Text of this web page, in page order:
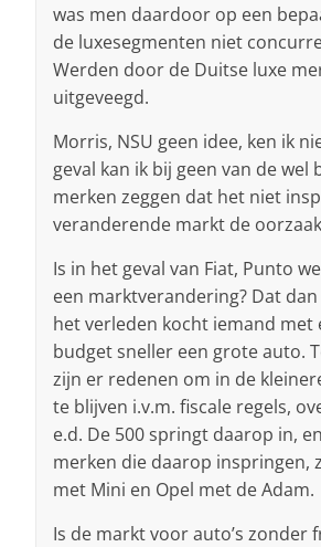
was men daardoor op een
de luxesegmenten niet
Werden door de Duitse luxe
uitgeveegd.
Morris, NSU geen idee, ken ik
geval kan ik bij geen van de wel
merken zeggen dat het niet
veranderende markt de
Is in het geval van Fiat, Punto
een marktverandering? Dat
het verleden kocht iemand met
budget sneller een grote auto.
zijn er redenen om in de
te blijven i.v.m. fiscale regels,
e.d. De 500 springt daarop in,
merken die daarop inspringen,
met Mini en Opel met de Adam.
Is de markt voor auto’s zonder